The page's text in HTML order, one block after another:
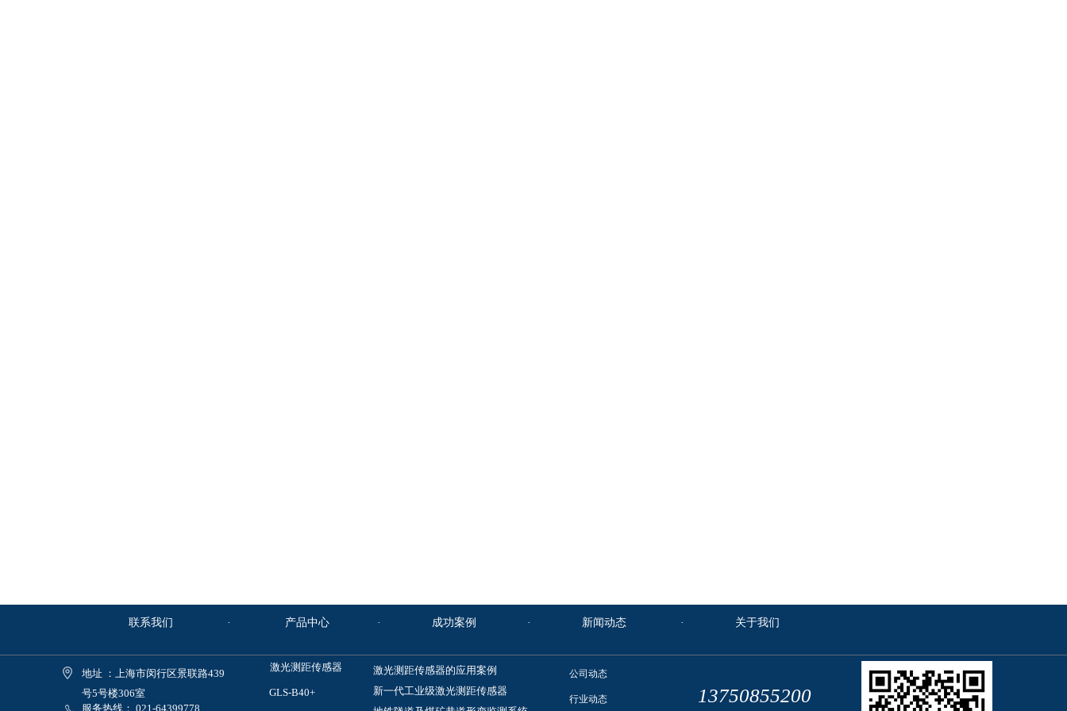
13750855200
地址 ： 上海市闵行区景联路439
号5号楼306室
服务热线： 021-64399778
联系我们 · 产品中心 · 成功案例 · 新闻动态 · 关于我们
激光测距传感器
激光测距传感器的应用案例
新一代工业级激光测距传感器
公司动态
行业动态
GLS-B40+